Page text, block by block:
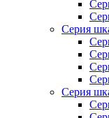
Серия
Серия